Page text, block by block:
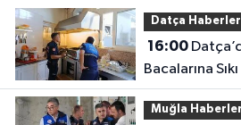
Datça
16:00Datça’da Restoran
Bacalarına
Muğla